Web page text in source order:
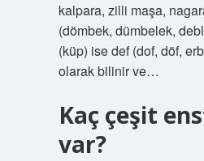
kalpara, zilli maşa,
(dömbek, dümbelek,
(küp) ise def (dof, döf,
olarak bilinir ve…
Kaç çeşit
var?